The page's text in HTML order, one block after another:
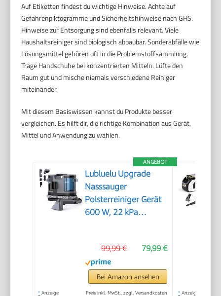
Auf Etiketten findest du wichtige Hinweise. Achte auf
Gefahrenpiktogramme und Sicherheitshinweise nach GHS.
Hinweise zur Entsorgung sind ebenfalls relevant. Viele
Haushaltsreiniger sind biologisch abbaubar. Sonderabfälle wie
Lösungsmittel gehören oft in die Problemstoffsammlung.
Trage Handschuhe bei konzentrierten Mitteln. Lüfte den
Raum gut und mische niemals verschiedene Reiniger
miteinander.
Mit diesem Basiswissen kannst du Produkte besser
vergleichen. Es hilft dir, die richtige Kombination aus Gerät,
Mittel und Anwendung zu wählen.
ANGEBOT
Lubluelu Upgrade
Nasssauger
Polsterreiniger Gerät
600 W, 22 kPa
79,99 €
99,99 €
Bei Amazon ansehen
* Anzeige Preis inkl. MwSt., zzgl. Versandkosten * Anzeige